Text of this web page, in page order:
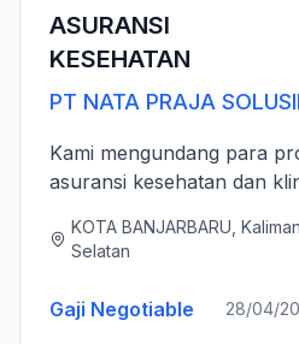
ASURANSI
KESEHATAN
PT NATA PRAJA
Kami mengundang para
asuransi kesehatan dan
(Senior Officer) untuk
KOTA BANJARBARU,
Selatan
Gaji Negotiable 28/04/